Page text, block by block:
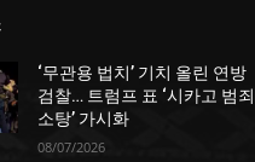
‘무관용 법치’ 기치 올린 연방
검찰… 트럼프 표 ‘시카고 범죄
소탕’ 가시화
08/07/2026